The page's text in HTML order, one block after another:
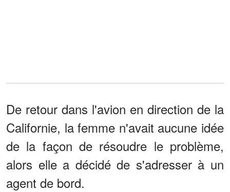
De retour dans l'avion en direction de la
Californie, la femme n'avait aucune idée
de la façon de résoudre le problème,
alors elle a décidé de s'adresser à un
agent de bord.